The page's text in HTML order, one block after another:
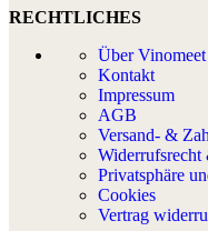
RECHTLICHES
Über Vinomeet
Kontakt
Impressum
AGB
Versand- &
Privatsphäre
Cookies
Vertrag